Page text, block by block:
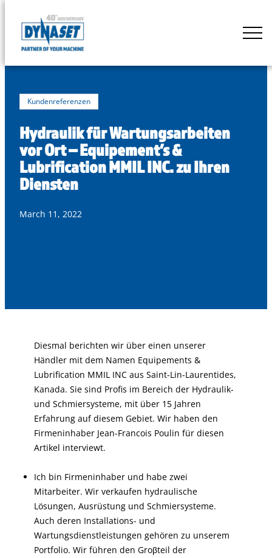
content
DYNASET
Kundenreferenzen
Hydraulik für Wartungsarbeiten
vor Ort – Equipement’s &
Lubrification MMIL INC. zu Ihren
Diensten
March 11, 2022
Diesmal berichten wir über einen unserer
Händler mit dem Namen Equipements &
Lubrification MMIL INC aus Saint-Lin-Laurentides,
Kanada. Sie sind Profis im Bereich der Hydraulik-
und Schmiersysteme, mit über 15 Jahren
Erfahrung auf diesem Gebiet. Wir haben den
Firmeninhaber Jean-Francois Poulin für diesen
Artikel interviewt.
Ich bin Firmeninhaber und habe zwei
Mitarbeiter. Wir verkaufen hydraulische
Lösungen, Ausrüstung und Schmiersysteme.
Auch deren Installations- und
Wartungsdienstleistungen gehören zu unserem
Portfolio. Wir führen den Groβteil der